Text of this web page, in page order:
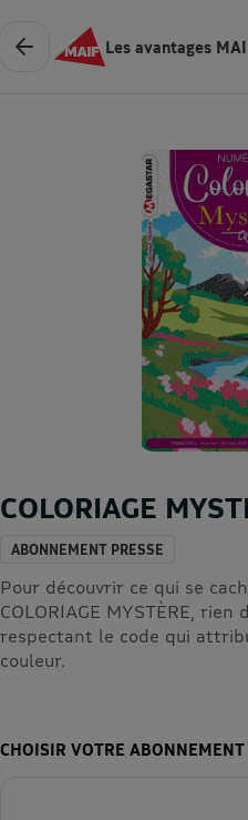
Les avantages
COLORIAGE
ABONNEMENT PRESSE
Pour découvrir ce qui se
COLORIAGE MYSTÈRE,
respectant le code qui
couleur.
CHOISIR VOTRE ABONNEMENT